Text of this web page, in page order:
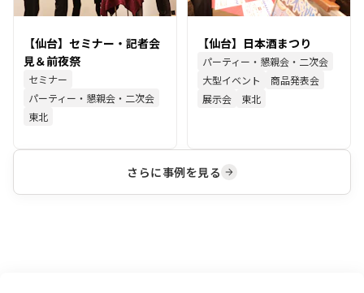
【仙台】セミナー・記者会
見＆前夜祭
セミナー
パーティー・懇親会・二次会
東北
【仙台】日本酒まつり
パーティー・懇親会・二次会
大型イベント
商品発表会
展示会
東北
さらに事例を見る